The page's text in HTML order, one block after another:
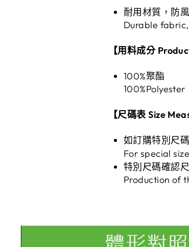
耐用材質，防
Durable
【用料成分
100%聚酯
100%Polyester
【尺碼表 Size
如訂購特別尺碼
For special
特別尺碼確認
Production of